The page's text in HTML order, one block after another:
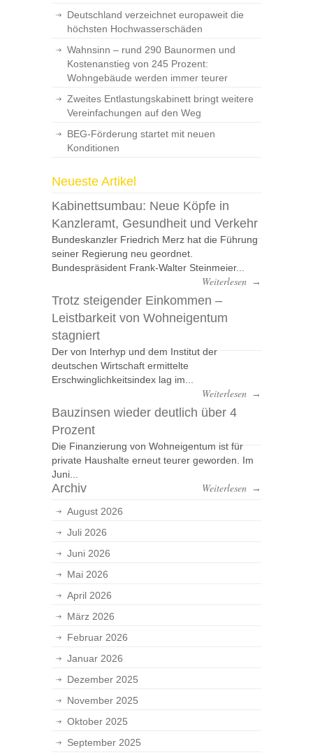
Deutschland verzeichnet europaweit die
höchsten Hochwasserschäden
Wahnsinn – rund 290 Baunormen und
Kostenanstieg von 245 Prozent:
Wohngebäude werden immer teurer
Zweites Entlastungskabinett bringt weitere
Vereinfachungen auf den Weg
BEG-Förderung startet mit neuen
Konditionen
Neueste Artikel
Kabinettsumbau: Neue Köpfe in
Kanzleramt, Gesundheit und Verkehr
Bundeskanzler Friedrich Merz hat die Führung
seiner Regierung neu geordnet.
Bundespräsident Frank-Walter Steinmeier...
Weiterlesen →
Trotz steigender Einkommen –
Leistbarkeit von Wohneigentum
stagniert
Der von Interhyp und dem Institut der
deutschen Wirtschaft ermittelte
Erschwinglichkeitsindex lag im...
Weiterlesen →
Bauzinsen wieder deutlich über 4
Prozent
Die Finanzierung von Wohneigentum ist für
private Haushalte erneut teurer geworden. Im
Juni...
Weiterlesen →
Archiv
August 2026
Juli 2026
Juni 2026
Mai 2026
April 2026
März 2026
Februar 2026
Januar 2026
Dezember 2025
November 2025
Oktober 2025
September 2025